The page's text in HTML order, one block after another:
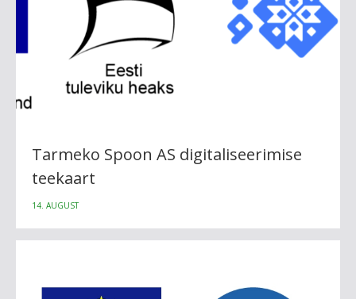
Tarmeko Spoon AS digitaliseerimise
teekaart
14. AUGUST